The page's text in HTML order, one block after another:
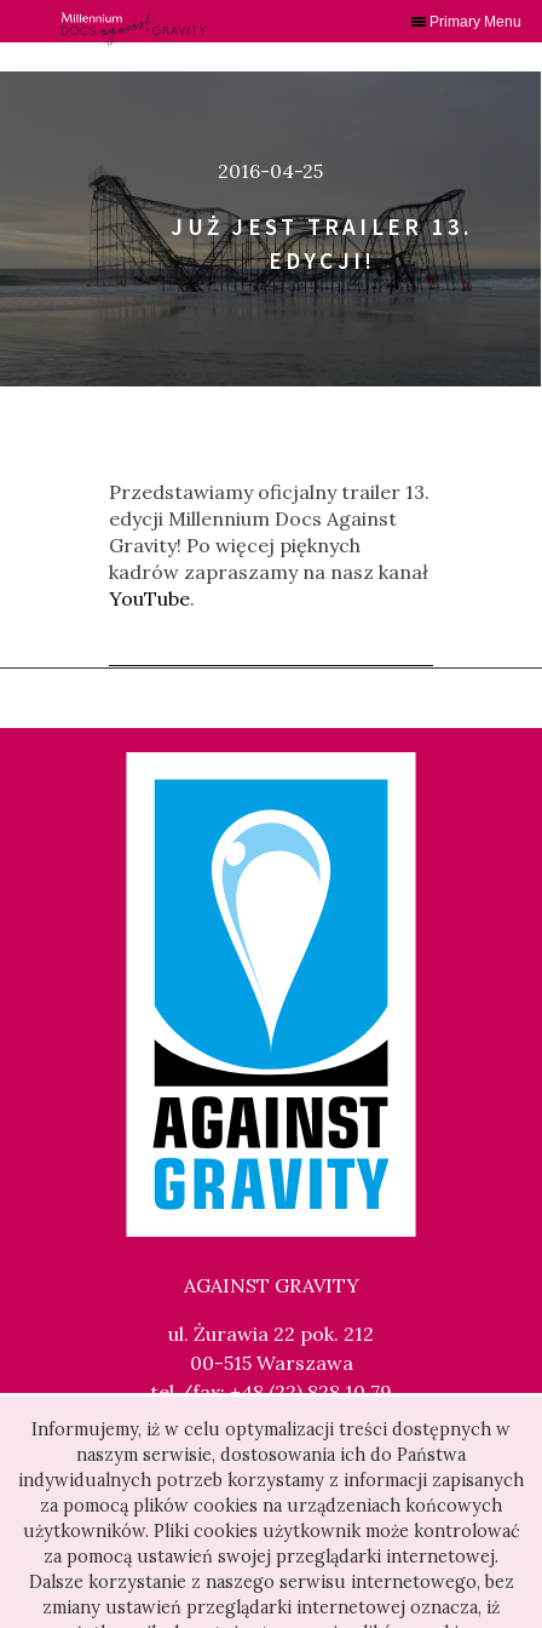
Informujemy, iż w celu optymalizacji treści dostępnych w
naszym serwisie, dostosowania ich do Państwa
indywidualnych potrzeb korzystamy z informacji zapisanych
za pomocą plików cookies na urządzeniach końcowych
użytkowników. Pliki cookies użytkownik może kontrolować
za pomocą ustawień swojej przeglądarki internetowej.
Dalsze korzystanie z naszego serwisu internetowego, bez
zmiany ustawień przeglądarki internetowej oznacza, iż
Primary Menu
2016-04-25
JUŻ JEST TRAILER 13.
EDYCJI!
Przedstawiamy oficjalny trailer 13.
edycji Millennium Docs Against
Gravity! Po więcej pięknych
kadrów zapraszamy na nasz kanał
YouTube.
AGAINST GRAVITY
ul. Żurawia 22 pok. 212
00-515 Warszawa
tel./fax: +48 (22) 828 10 79
kontakt@againstgravity.pl